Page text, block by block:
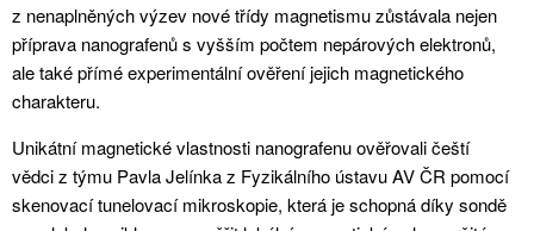
z nenaplněných výzev nové třídy magnetismu zůstávala nejen
příprava nanografenů s vyšším počtem nepárových elektronů,
ale také přímé experimentální ověření jejich magnetického
charakteru.
Unikátní magnetické vlastnosti nanografenu ověřovali čeští
vědci z týmu Pavla Jelínka z Fyzikálního ústavu AV ČR pomocí
skenovací tunelovací mikroskopie, která je schopná díky sondě